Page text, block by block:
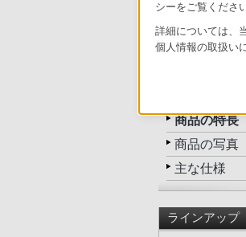
トップ
商品の特長
商品の写真
主な仕様
ラインアップ
シーをご覧ください
詳細については、
個人情報の取扱い